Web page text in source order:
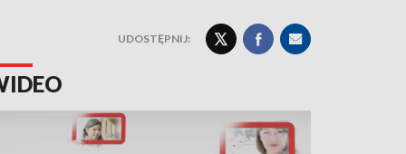
UDOSTĘPNIJ: